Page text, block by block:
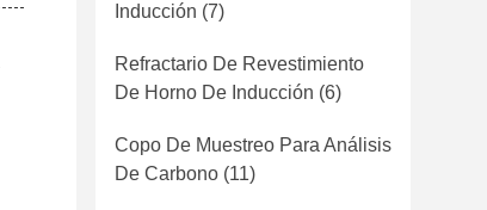
Inducción (7)
Refractario De Revestimiento
De Horno De Inducción (6)
Copo De Muestreo Para Análisis
De Carbono (11)